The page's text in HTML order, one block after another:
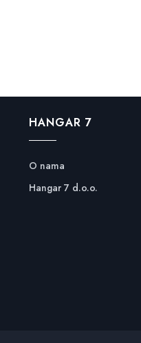
HANGAR 7
O nama
Hangar 7 d.o.o.